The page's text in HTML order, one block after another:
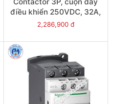
điều khiển 250VDC, 32A,
1N/O, 1N/C - Model
2,286,900 đ